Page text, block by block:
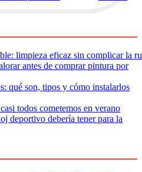
limpieza eficaz sin complicar la
antes de comprar pintura por
qué son, tipos y cómo instalarlos
todos cometemos en verano
deportivo debería tener para la